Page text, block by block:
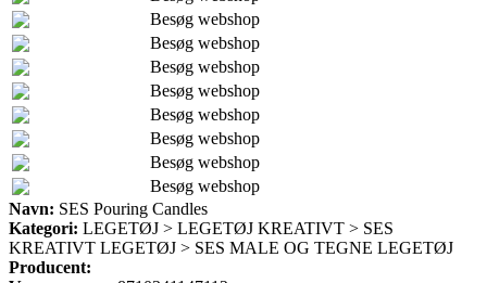
Besøg webshop
Besøg webshop
Besøg webshop
Besøg webshop
Besøg webshop
Besøg webshop
Besøg webshop
Besøg webshop
Navn: SES Pouring Candles
Kategori: LEGETØJ > LEGETØJ KREATIVT > SES
KREATIVT LEGETØJ > SES MALE OG TEGNE LEGETØJ
Producent: